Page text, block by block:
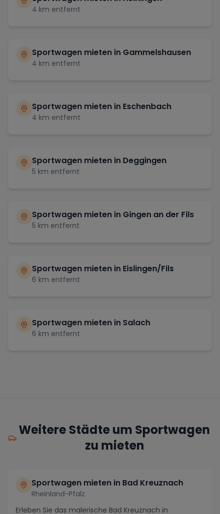
4 km entfernt
Sportwagen mieten in Gammelshausen
4 km entfernt
Sportwagen mieten in Eschenbach
4 km entfernt
Sportwagen mieten in Deggingen
5 km entfernt
Sportwagen mieten in Gingen an der Fils
5 km entfernt
Sportwagen mieten in Eislingen/Fils
6 km entfernt
Sportwagen mieten in Salach
6 km entfernt
Weitere Städte um Sportwagen
zu mieten
Sportwagen mieten in Bad Kreuznach
Rheinland-Pfalz
Erleben Sie das malerische Bad Kreuznach in